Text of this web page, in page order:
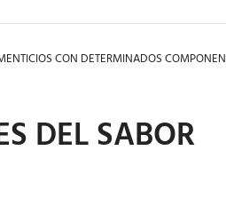
CON DETERMINADOS
DEL SABOR